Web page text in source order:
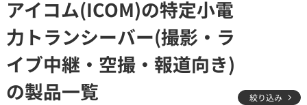
アイコム(ICOM)の特定小電
力トランシーバー(撮影・ラ
イブ中継・空撮・報道向き)
の製品一覧
絞り込み